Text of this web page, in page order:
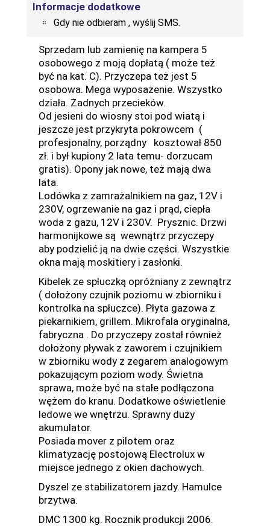
Informacje dodatkowe
Gdy nie odbieram , wyślij SMS.
Sprzedam lub zamienię na kampera 5
osobowego z moją dopłatą ( może też
być na kat. C). Przyczepa też jest 5
osobowa. Mega wyposażenie. Wszystko
działa. Żadnych przecieków.
Od jesieni do wiosny stoi pod wiatą i
jeszcze jest przykryta pokrowcem (
profesjonalny, porządny kosztował 850
zł. i był kupiony 2 lata temu- dorzucam
gratis). Opony jak nowe, też mają dwa
lata.
Lodówka z zamrażalnikiem na gaz, 12V i
230V, ogrzewanie na gaz i prąd, ciepła
woda z gazu, 12V i 230V. Prysznic. Drzwi
harmonijkowe są wewnątrz przyczepy
aby podzielić ją na dwie części. Wszystkie
okna mają moskitiery i zasłonki.
Kibelek ze spłuczką opróżniany z zewnątrz
( dołożony czujnik poziomu w zbiorniku i
kontrolka na spłuczce). Płyta gazowa z
piekarnikiem, grillem. Mikrofala oryginalna,
fabryczna . Do przyczepy został również
dołożony pływak z zaworem i czujnikiem
w zbiorniku wody z zegarem analogowym
pokazującym poziom wody. Świetna
sprawa, może być na stałe podłączona
wężem do kranu. Dodatkowe oświetlenie
ledowe we wnętrzu. Sprawny duży
akumulator.
Posiada mover z pilotem oraz
klimatyzację postojową Electrolux w
miejsce jednego z okien dachowych.
Dyszel ze stabilizatorem jazdy. Hamulce
brzytwa.
DMC 1300 kg. Rocznik produkcji 2006.